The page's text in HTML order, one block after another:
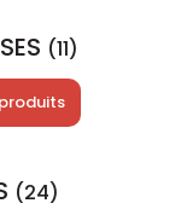
(11)
(24)